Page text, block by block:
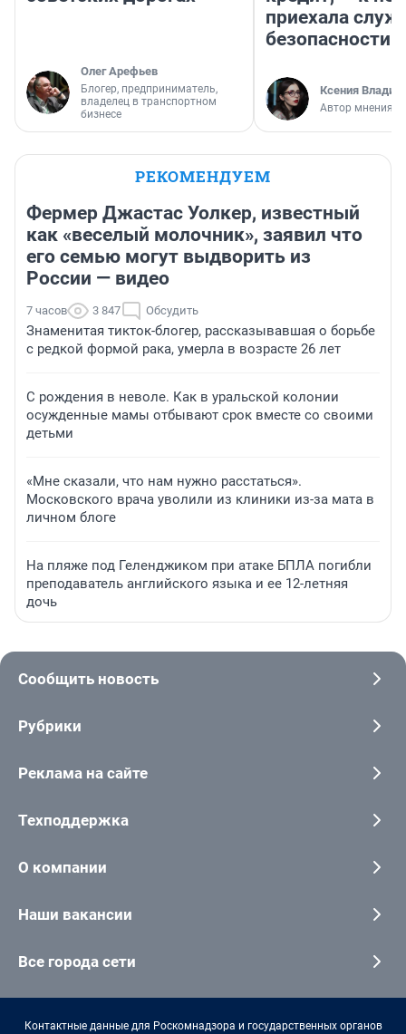
Олег Арефьев
Блогер, предприниматель,
владелец в транспортном
бизнесе
приехала
безопасности
Ксения
Автор мнения
РЕКОМЕНДУЕМ
Фермер Джастас Уолкер, известный
как «веселый молочник», заявил что
его семью могут выдворить из
России — видео
7 часов 3 847 Обсудить
Знаменитая тикток-блогер, рассказывавшая о борьбе
с редкой формой рака, умерла в возрасте 26 лет
С рождения в неволе. Как в уральской колонии
осужденные мамы отбывают срок вместе со своими
детьми
«Мне сказали, что нам нужно расстаться».
Московского врача уволили из клиники из-за мата в
личном блоге
На пляже под Геленджиком при атаке БПЛА погибли
преподаватель английского языка и ее 12-летняя
дочь
Сообщить новость
Рубрики
Реклама на сайте
Техподдержка
О компании
Наши вакансии
Все города сети
Контактные данные для Роскомнадзора и государственных органов